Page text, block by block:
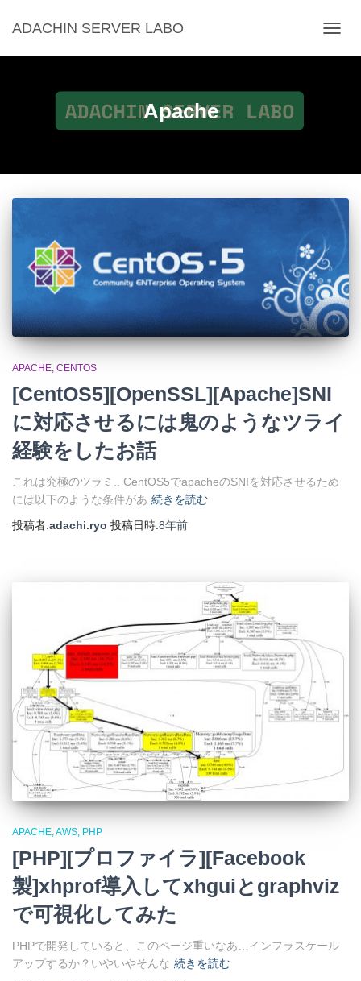
ADACHIN SERVER LABO
ビ
え
Apache
APACHE CENTOS
[CentOS5][OpenSSL][Apache]SNI
に対応させるには鬼のようなツライ
経験をしたお話
これは究極のツラミ.. CentOS5でapacheのSNIを対応させるため
には以下のような条件があ 続きを読む
投稿者:adachi.ryo 投稿日時:8年前
APACHE AWS PHP
[PHP][プロファイラ][Facebook
製]xhprof導入してxhguiとgraphviz
で可視化してみた
PHPで開発していると、このページ重いなあ…インフラスケール
アップするか？いやいやそんな 続きを読む